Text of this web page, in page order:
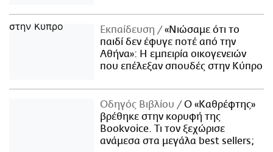
Εκπαίδευση
«Νιώσαμε ότι το
παιδί δεν έφυγε ποτέ από την
Αθήνα»: Η εμπειρία οικογενειών
που επέλεξαν σπουδές στην Κύπρο
Οδηγός Βιβλίου
Ο «Καθρέφτης»
βρέθηκε στην κορυφή της
Bookvoice. Τι τον ξεχώρισε
ανάμεσα στα μεγάλα best sellers;